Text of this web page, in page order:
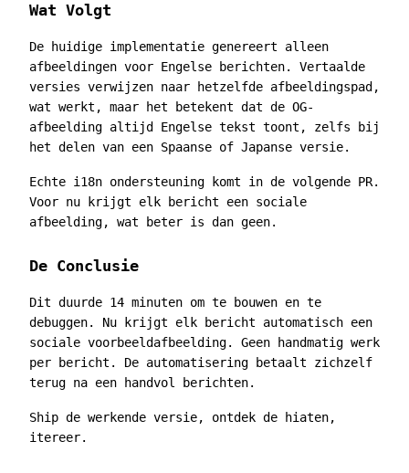
Wat Volgt
De huidige implementatie genereert alleen
afbeeldingen voor Engelse berichten. Vertaalde
versies verwijzen naar hetzelfde afbeeldingspad,
wat werkt, maar het betekent dat de OG-
afbeelding altijd Engelse tekst toont, zelfs bij
het delen van een Spaanse of Japanse versie.
Echte i18n ondersteuning komt in de volgende PR.
Voor nu krijgt elk bericht een sociale
afbeelding, wat beter is dan geen.
De Conclusie
Dit duurde 14 minuten om te bouwen en te
debuggen. Nu krijgt elk bericht automatisch een
sociale voorbeeldafbeelding. Geen handmatig werk
per bericht. De automatisering betaalt zichzelf
terug na een handvol berichten.
Ship de werkende versie, ontdek de hiaten,
itereer.